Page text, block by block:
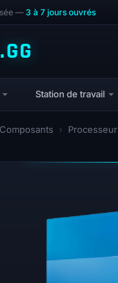
— 3 à 7 jours ouvrés
.GG
Station de travail
Composants › Processeur